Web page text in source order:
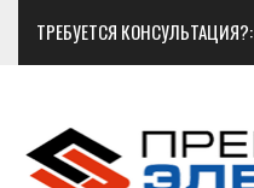
ТРЕБУЕТСЯ КОНСУЛЬТАЦИЯ?: